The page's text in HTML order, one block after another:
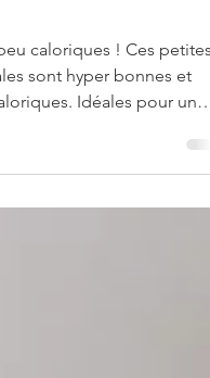
CEREALES
caloriques ! Ces petites
sont hyper bonnes et